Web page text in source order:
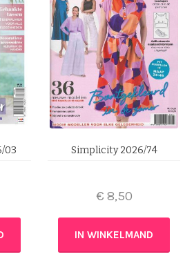
03 Simplicity 2026/74
€ 8,50
IN WINKELMAND